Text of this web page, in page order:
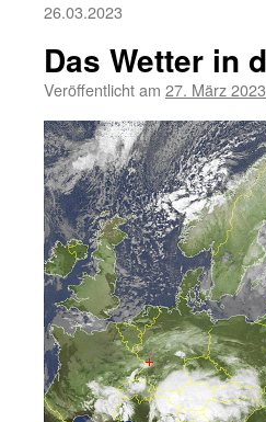
26.03.2023
Das Wetter in
Veröffentlicht am 27. März 2023